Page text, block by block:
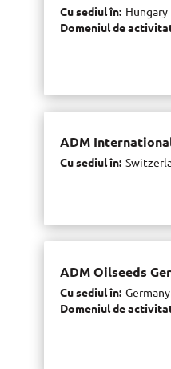
Cu sediul în Hungary
Domeniul de
ADM
Cu sediul în
ADM Oilseeds
Cu sediul în Germany
Domeniul de